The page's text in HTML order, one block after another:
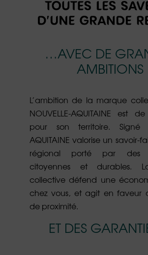
…AVEC DE
AMBITIONS
L’ambition de la marque
NOUVELLE-AQUITAINE est
pour son territoire. Signé
AQUITAINE valorise un savoir-
régional porté par des
citoyennes et durables.
collective défend une
chez vous, et agit en faveur
de proximité.
ET DES